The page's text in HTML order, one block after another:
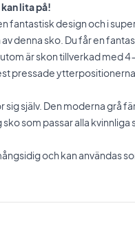
lita på!
fantastisk design och i
denna sko. Du får en
är skon tillverkad med
pressade ytterpositionerna.
sig själv. Den moderna grå
som passar alla kvinnliga
och kan användas